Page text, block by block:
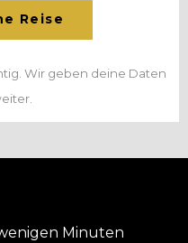
Reise
Wir geben deine Daten
Minuten